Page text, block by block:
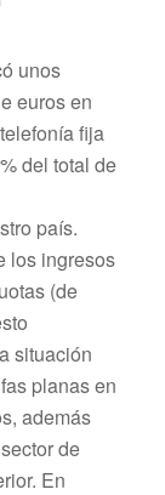
unos
euros en
fija
del total de
país.
los ingresos
(de
situación
planas en
además
de
En